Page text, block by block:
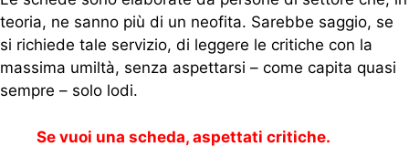
teoria, ne sanno più di un neofita. Sarebbe saggio, se
si richiede tale servizio, di leggere le critiche con la
massima umiltà, senza aspettarsi – come capita quasi
sempre – solo lodi.
Se vuoi una scheda, aspettati critiche.